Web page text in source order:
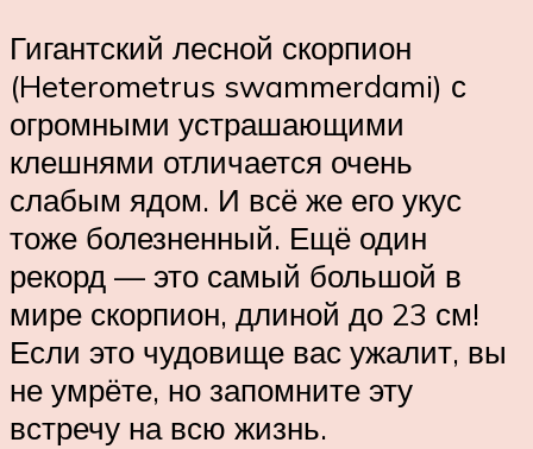
Гигантский лесной скорпион
(Heterometrus swammerdami) с
огромными устрашающими
клешнями отличается очень
слабым ядом. И всё же его укус
тоже болезненный. Ещё один
рекорд — это самый большой в
мире скорпион, длиной до 23 см!
Если это чудовище вас ужалит, вы
не умрёте, но запомните эту
встречу на всю жизнь.